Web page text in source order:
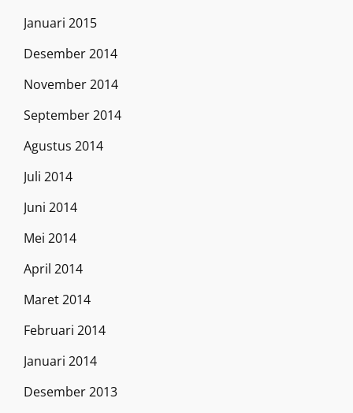
Januari 2015
Desember 2014
November 2014
September 2014
Agustus 2014
Juli 2014
Juni 2014
Mei 2014
April 2014
Maret 2014
Februari 2014
Januari 2014
Desember 2013